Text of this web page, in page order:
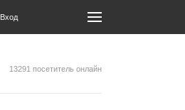
Вход
13291 посетитель онлайн